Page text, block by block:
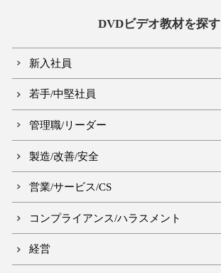
DVDビデオ教材を探す
新入社員
若手/中堅社員
管理職/リーダー
製造/改善/安全
営業/サービス/CS
コンプライアンス/ハラスメント
経営